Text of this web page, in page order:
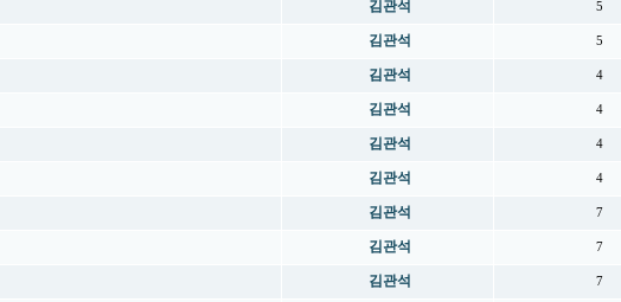
김관석 5
김관석 5
김관석 4
김관석 4
김관석 4
김관석 4
김관석 7
김관석 7
김관석 7